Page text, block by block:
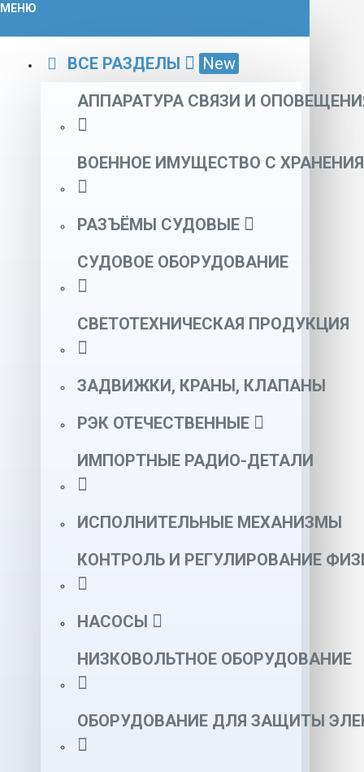
МЕНЮ
ВСЕ РАЗДЕЛЫ
New
АППАРАТУРА СВЯЗИ И
ВОЕННОЕ ИМУЩЕСТВО С ХРАНЕНИЯ
РАЗЪЁМЫ СУДОВЫЕ
СУДОВОЕ ОБОРУДОВАНИЕ
СВЕТОТЕХНИЧЕСКАЯ ПРОДУКЦИЯ
ЗАДВИЖКИ, КРАНЫ, КЛАПАНЫ
РЭК ОТЕЧЕСТВЕННЫЕ
ИМПОРТНЫЕ РАДИО-ДЕТАЛИ
ИСПОЛНИТЕЛЬНЫЕ МЕХАНИЗМЫ
КОНТРОЛЬ И РЕГУЛИРОВАНИЕ
НАСОСЫ
НИЗКОВОЛЬТНОЕ ОБОРУДОВАНИЕ
ОБОРУДОВАНИЕ ДЛЯ ЗАЩИТЫ